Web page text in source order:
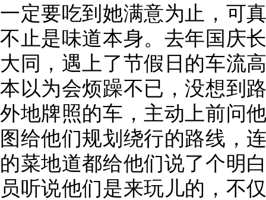
一定要吃到她满意为止，可
不止是味道本身。去年国庆
大同，遇上了节假日的车流
本以为会烦躁不已，没想到
外地牌照的车，主动上前问
图给他们规划绕行的路线，
的菜地道都给他们说了个明
员听说他们是来玩儿的，不